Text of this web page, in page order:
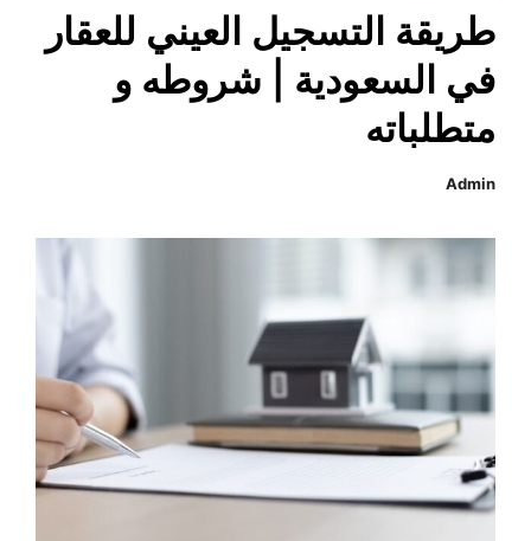
طريقة التسجيل العيني للعقار
في السعودية | شروطه و
متطلباته
Admin